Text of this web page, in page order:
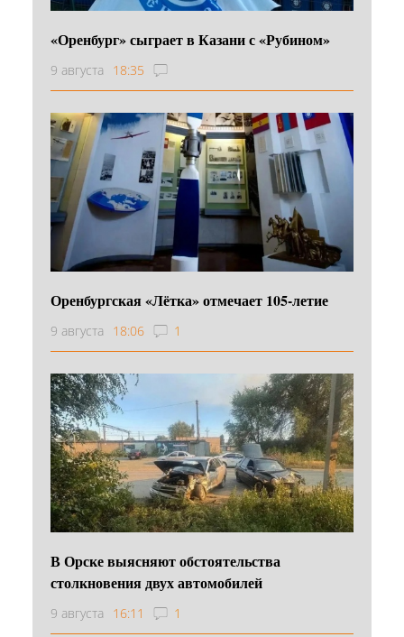
«Оренбург» сыграет в Казани с «Рубином»
9 августа 18:35
Оренбургская «Лётка» отмечает 105-летие
9 августа 18:06 1
В Орске выясняют обстоятельства
столкновения двух автомобилей
9 августа 16:11 1